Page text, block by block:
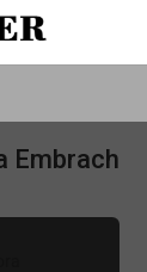
Embrach